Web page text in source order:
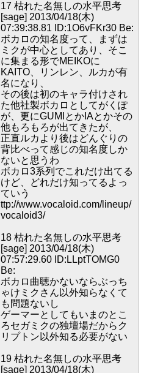
17 枯れた名無しの水平思考
[sage] 2013/04/18(木)
07:39:38.81 ID:1O6vFKr30 Be:
ボカロの知名度って、まずは
ミクが中心としてあり、そこ
に集まる形でMEIKOに
KAITO、リンレン、ルカが有
名になり、
その後は初のキャラ付けされ
た他社製ボカロとしてがくぽ
が、更にGUMIとかIAとかその
他もろもろが出てきたが、
正直ルカより後はどんぐりの
背比べって感じの知名度しか
ないと思うわ
ボカロ3系列でこれだけ出てる
けど、どれだけ知ってるよっ
ていう
ttp://www.vocaloid.com/lineup/
vocaloid3/
18 枯れた名無しの水平思考
[sage] 2013/04/18(木)
07:57:29.60 ID:LLptTOMG0
Be:
ボカロ曲聴かないならぶっち
ゃけミクさん以外知らなくて
も問題ないし
ゲーマーとしてもいまのとこ
ろセガミクの独壇場だからク
リプトン以外知る必要がない
19 枯れた名無しの水平思考
[sage] 2013/04/18(木)